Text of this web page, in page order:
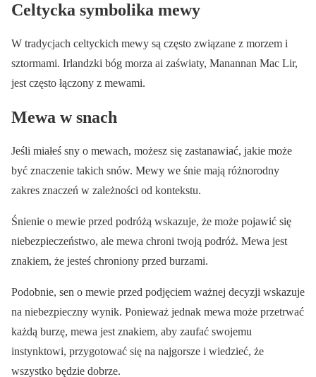
Celtycka symbolika mewy
W tradycjach celtyckich mewy są często związane z morzem i
sztormami. Irlandzki bóg morza ai zaświaty, Manannan Mac Lir,
jest często łączony z mewami.
Mewa w snach
Jeśli miałeś sny o mewach, możesz się zastanawiać, jakie może
być znaczenie takich snów. Mewy we śnie mają różnorodny
zakres znaczeń w zależności od kontekstu.
Śnienie o mewie przed podróżą wskazuje, że może pojawić się
niebezpieczeństwo, ale mewa chroni twoją podróż. Mewa jest
znakiem, że jesteś chroniony przed burzami.
Podobnie, sen o mewie przed podjęciem ważnej decyzji wskazuje
na niebezpieczny wynik. Ponieważ jednak mewa może przetrwać
każdą burzę, mewa jest znakiem, aby zaufać swojemu
instynktowi, przygotować się na najgorsze i wiedzieć, że
wszystko będzie dobrze.